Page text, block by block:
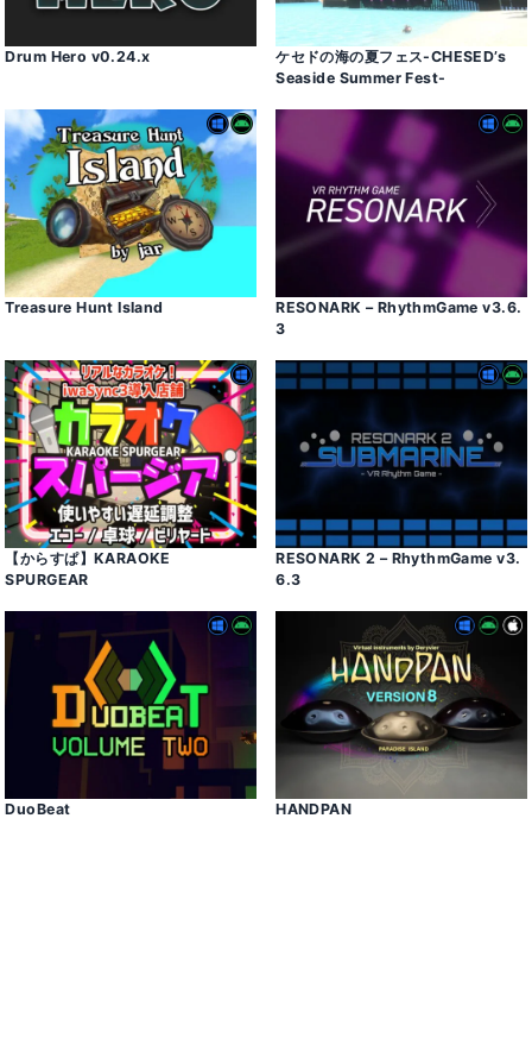
Drum Hero v0․24․x
ケセドの海の夏フェス-CHESED’s
Seaside Summer Fest-
Treasure Hunt Island
RESONARK – RhythmGame v3․6․
3
【からすぱ】KARAOKE
SPURGEAR
RESONARK 2 – RhythmGame v3․
6․3
DuoBeat HANDPAN